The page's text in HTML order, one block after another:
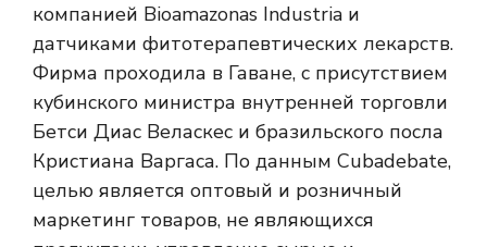
компанией Bioamazonas Industria и
датчиками фитотерапевтических лекарств.
Фирма проходила в Гаване, с присутствием
кубинского министра внутренней торговли
Бетси Диас Веласкес и бразильского посла
Кристиана Варгаса. По данным Cubadebate,
целью является оптовый и розничный
маркетинг товаров, не являющихся